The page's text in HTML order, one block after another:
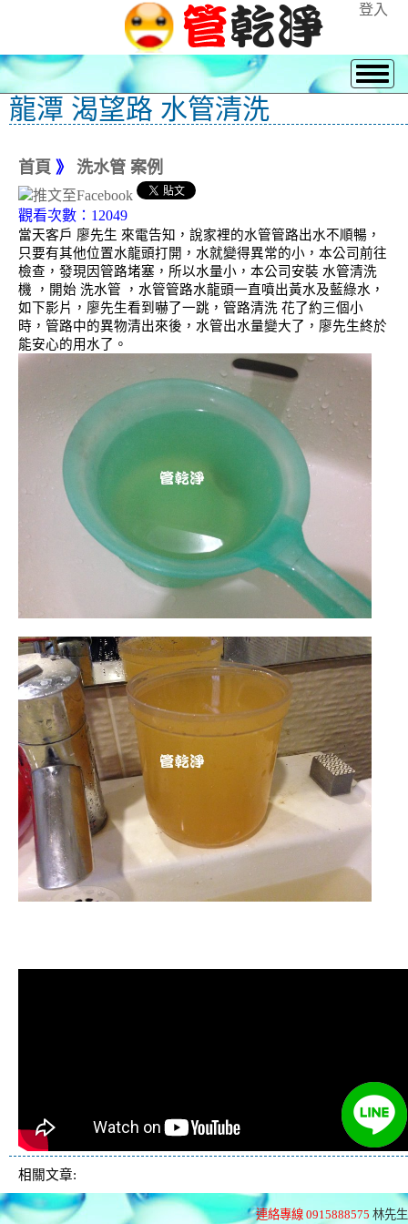
登入
龍潭 渴望路 水管清洗
首頁 》 洗水管 案例
觀看次數：12049
當天客戶 廖先生 來電告知，說家裡的水管管路出水不順暢，
只要有其他位置水龍頭打開，水就變得異常的小，本公司前往
檢查，發現因管路堵塞，所以水量小，本公司安裝 水管清洗
機 ，開始 洗水管 ，水管管路水龍頭一直噴出黃水及藍綠水，
如下影片，廖先生看到嚇了一跳，管路清洗 花了約三個小
時，管路中的異物清出來後，水管出水量變大了，廖先生終於
能安心的用水了。
相關文章:
連絡專線 0915888575 林先生